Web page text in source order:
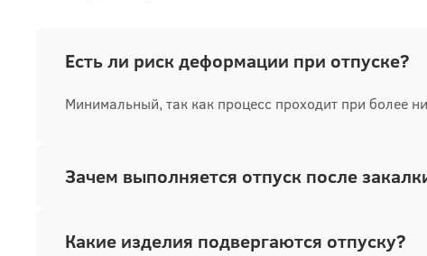
Есть ли риск деформации при отпуске?
Минимальный, так как процесс проходит при более
Зачем выполняется отпуск после
Какие изделия подвергаются отпуску?